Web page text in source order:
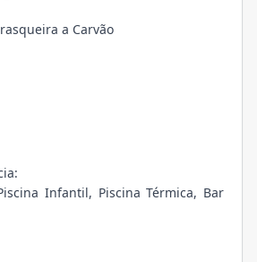
a Carvão
Infantil, Piscina Térmica, Bar